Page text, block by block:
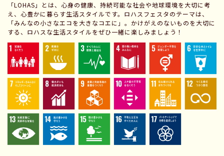
「LOHAS」とは、心身の健康、持続可能な社会や地球環境を大切に考
え、心豊かに暮らす生活スタイルです。ロハスフェスタのテーマは、
「みんなの小さなエコを大きなコエに」。かけがえのないものを大切に
する、ロハスな生活スタイルをぜひ一緒に楽しみましょう！